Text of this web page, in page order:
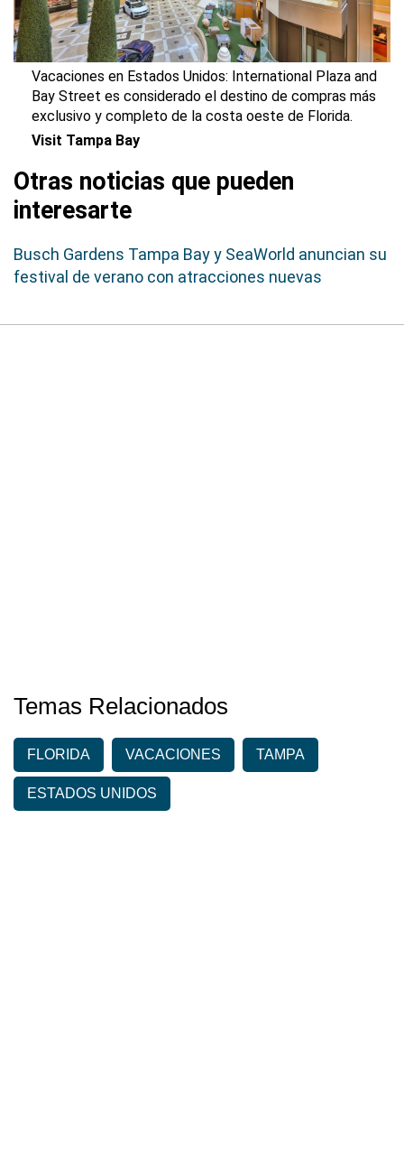
Vacaciones en Estados Unidos: International Plaza and
Bay Street es considerado el destino de compras más
exclusivo y completo de la costa oeste de Florida.
Visit Tampa Bay
Otras noticias que pueden
interesarte
Busch Gardens Tampa Bay y SeaWorld anuncian su
festival de verano con atracciones nuevas
Temas Relacionados
FLORIDA VACACIONES TAMPA
ESTADOS UNIDOS